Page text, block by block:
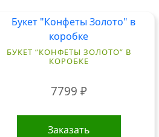
БУКЕТ “КОНФЕТЫ ЗОЛОТО” В
КОРОБКЕ
7799 ₽
Заказать